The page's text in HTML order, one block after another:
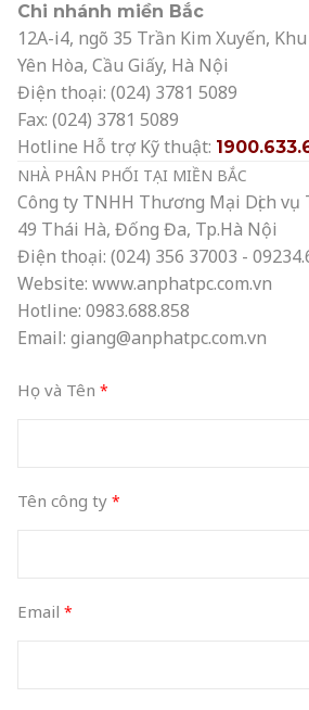
Chi nhánh miền Bắc
12A-i4, ngõ 35 Trần Kim Xuyến,
Yên Hòa, Cầu Giấy, Hà Nội
Điện thoại: (024) 3781 5089
Fax: (024) 3781 5089
Hotline Hỗ trợ Kỹ thuật:
NHÀ PHÂN PHỐI TẠI MIỀN BẮC
Công ty TNHH Thương Mại Dịch vụ
49 Thái Hà, Đống Đa, Tp.Hà Nội
Điện thoại: (024) 356 37003 -
Website: www.anphatpc.com.vn
Hotline: 0983.688.858
Email: giang@anphatpc.com.vn
Họ và Tên
Tên công ty
Email